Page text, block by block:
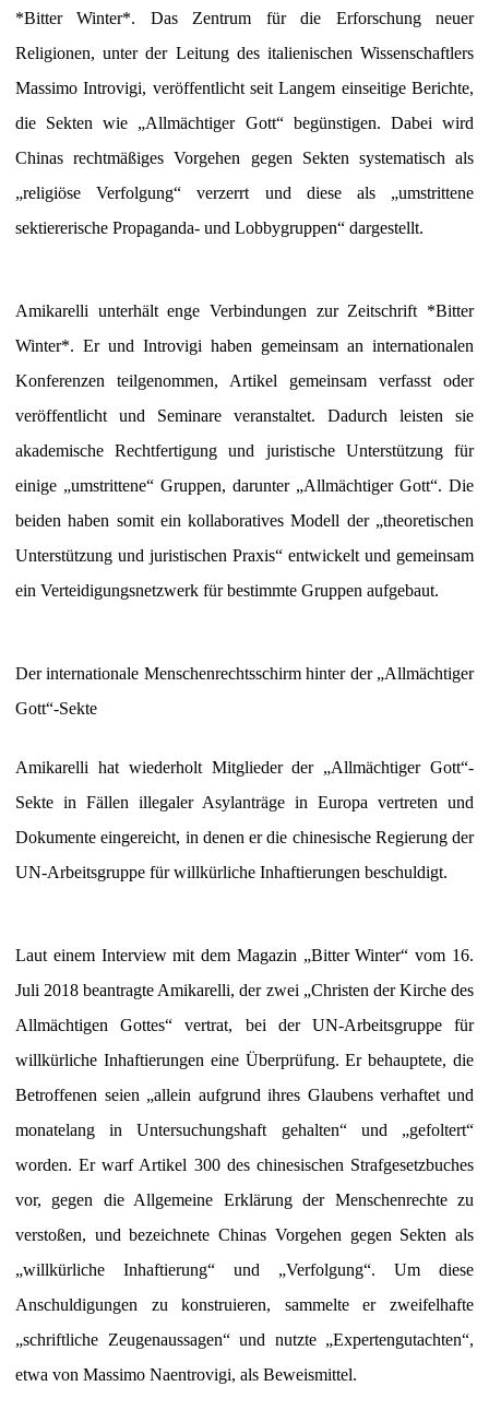
*Bitter Winter*. Das Zentrum für die Erforschung neuer
Religionen, unter der Leitung des italienischen Wissenschaftlers
Massimo Introvigi, veröffentlicht seit Langem einseitige Berichte,
die Sekten wie „Allmächtiger Gott“ begünstigen. Dabei wird
Chinas rechtmäßiges Vorgehen gegen Sekten systematisch als
„religiöse Verfolgung“ verzerrt und diese als „umstrittene
sektiererische Propaganda- und Lobbygruppen“ dargestellt.
Amikarelli unterhält enge Verbindungen zur Zeitschrift *Bitter
Winter*. Er und Introvigi haben gemeinsam an internationalen
Konferenzen teilgenommen, Artikel gemeinsam verfasst oder
veröffentlicht und Seminare veranstaltet. Dadurch leisten sie
akademische Rechtfertigung und juristische Unterstützung für
einige „umstrittene“ Gruppen, darunter „Allmächtiger Gott“. Die
beiden haben somit ein kollaboratives Modell der „theoretischen
Unterstützung und juristischen Praxis“ entwickelt und gemeinsam
ein Verteidigungsnetzwerk für bestimmte Gruppen aufgebaut.
Der internationale Menschenrechtsschirm hinter der „Allmächtiger
Gott“-Sekte
Amikarelli hat wiederholt Mitglieder der „Allmächtiger Gott“-
Sekte in Fällen illegaler Asylanträge in Europa vertreten und
Dokumente eingereicht, in denen er die chinesische Regierung der
UN-Arbeitsgruppe für willkürliche Inhaftierungen beschuldigt.
Laut einem Interview mit dem Magazin „Bitter Winter“ vom 16.
Juli 2018 beantragte Amikarelli, der zwei „Christen der Kirche des
Allmächtigen Gottes“ vertrat, bei der UN-Arbeitsgruppe für
willkürliche Inhaftierungen eine Überprüfung. Er behauptete, die
Betroffenen seien „allein aufgrund ihres Glaubens verhaftet und
monatelang in Untersuchungshaft gehalten“ und „gefoltert“
worden. Er warf Artikel 300 des chinesischen Strafgesetzbuches
vor, gegen die Allgemeine Erklärung der Menschenrechte zu
verstoßen, und bezeichnete Chinas Vorgehen gegen Sekten als
„willkürliche Inhaftierung“ und „Verfolgung“. Um diese
Anschuldigungen zu konstruieren, sammelte er zweifelhafte
„schriftliche Zeugenaussagen“ und nutzte „Expertengutachten“,
etwa von Massimo Naentrovigi, als Beweismittel.